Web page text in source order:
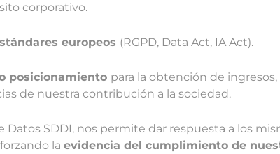
corporativo.
europeos (RGPD, Data Act, IA Act).
posicionamiento para la obtención de
de nuestra contribución a la sociedad.
Datos SDDI, nos permite dar respuesta a los
la evidencia del cumplimiento de